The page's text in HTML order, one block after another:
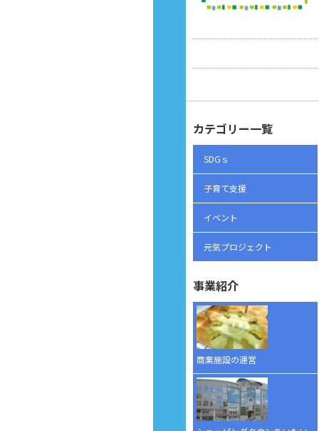
カテゴリー一覧
SDGｓ
子育て支援
イベント
元気プロジェクト
事業紹介
商業施設の運営